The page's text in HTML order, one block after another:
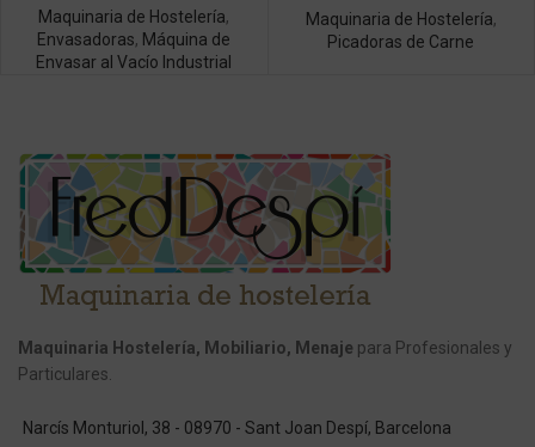
Maquinaria de Hostelería,
Envasadoras, Máquina de
Envasar al Vacío Industrial
Maquinaria de Hostelería,
Picadoras de Carne
Maquinaria Hostelería, Mobiliario, Menaje para Profesionales y
Particulares.
Narcís Monturiol, 38 - 08970 - Sant Joan Despí, Barcelona